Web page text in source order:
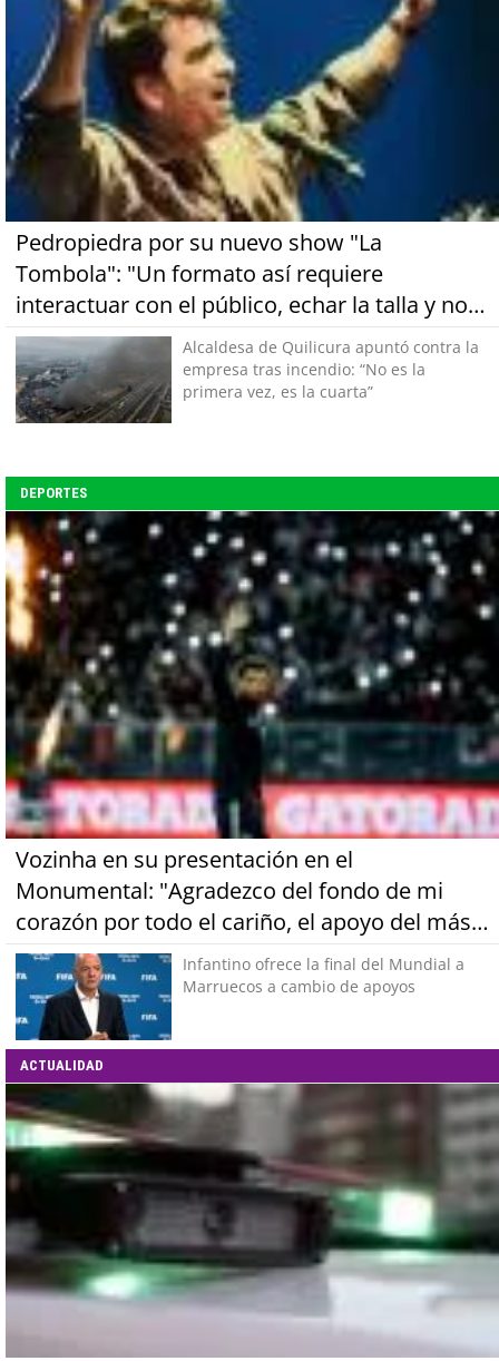
Pedropiedra por su nuevo show "La
Tombola": "Un formato así requiere
interactuar con el público, echar la talla y no
tener miedo a equivocarse"Alcaldesa de Quilicura apuntó contra la
empresa tras incendio: “No es la
primera vez, es la cuarta”
DEPORTES
Vozinha en su presentación en el
Monumental: "Agradezco del fondo de mi
corazón por todo el cariño, el apoyo del más
grande de Chile"Infantino ofrece la final del Mundial a
Marruecos a cambio de apoyos
ACTUALIDAD